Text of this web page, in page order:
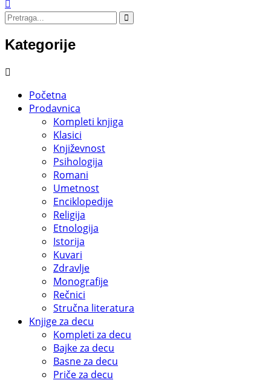
Kategorije
Početna
Prodavnica
Kompleti knjiga
Klasici
Književnost
Psihologija
Romani
Umetnost
Enciklopedije
Religija
Etnologija
Istorija
Kuvari
Zdravlje
Monografije
Rečnici
Stručna literatura
Knjige za decu
Kompleti za decu
Bajke za decu
Basne za decu
Priče za decu